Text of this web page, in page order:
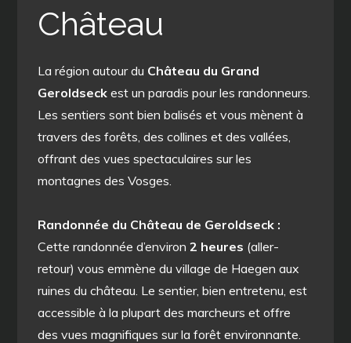
Château
La région autour du Château du Grand
Geroldseck est un paradis pour les randonneurs.
Les sentiers sont bien balisés et vous mènent à
travers des forêts, des collines et des vallées,
offrant des vues spectaculaires sur les
montagnes des Vosges.
Randonnée du Château de Geroldseck :
Cette randonnée d’environ2 heures (aller-
retour) vous emmène du village de Haegen aux
ruines du château. Le sentier, bien entretenu, est
accessible à la plupart des marcheurs et offre
des vues magnifiques sur la forêt environnante.